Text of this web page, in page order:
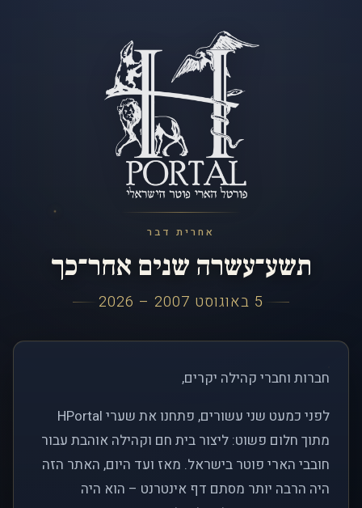
אחרית דבר
תשע־עשרה שנים אחר־כך
5 באוגוסט 2007 – 2026
חברות וחברי קהילה יקרים,
לפני כמעט שני עשורים, פתחנו את שערי HPortal
מתוך חלום פשוט: ליצור בית חם וקהילה אוהבת עבור
חובבי הארי פוטר בישראל. מאז ועד היום, האתר הזה
היה הרבה יותר מסתם דף אינטרנט – הוא היה